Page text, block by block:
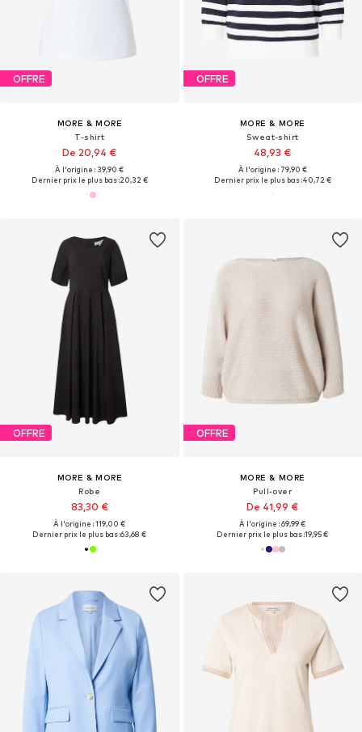
OFFRE
MORE & MORE
T-shirt
De 20,94 €
À l'origine : 39,90 €
Dernier prix le plus bas :20,32 €
OFFRE
MORE & MORE
Sweat-shirt
48,93 €
À l'origine : 79,90 €
Dernier prix le plus bas :40,72 €
OFFRE
MORE & MORE
Robe
83,30 €
À l'origine : 119,00 €
Dernier prix le plus bas :63,68 €
OFFRE
MORE & MORE
Pull-over
De 41,99 €
À l'origine : 69,99 €
Dernier prix le plus bas :19,95 €